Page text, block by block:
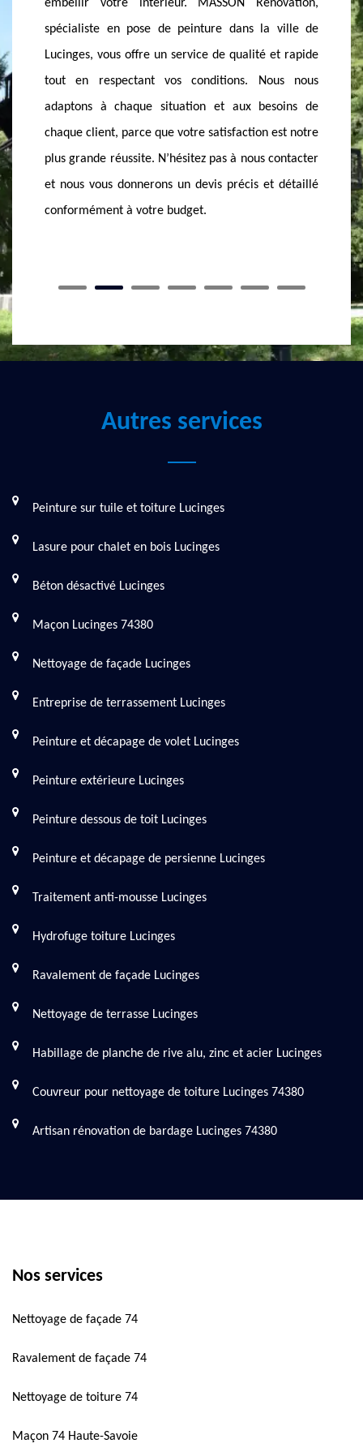
rapide
nous
de
notre
n’attendez pas longtemps pour les réparer. En effet,
la peinture est aussi un moyen de réparation et de
rénovation efficace. Si vous n’avez pas assez de
budget pour revêtir tous vos murs, n’hésitez pas à
les repeindre avec un professionnel. Ce dernier
vous assurera une pose minutieuse, de qualité tout
en faisant ressortir un esthétique considérable. Si
vous êtes intéressez, appelez MASSON Rénovation
car c’est exactement les services qu’il offre.
que
posée
Que
vous
à votre
Autres services
Peinture sur tuile et toiture Lucinges
Lasure pour chalet en bois Lucinges
Béton désactivé Lucinges
Maçon Lucinges 74380
Nettoyage de façade Lucinges
Entreprise de terrassement Lucinges
Peinture et décapage de volet Lucinges
Peinture extérieure Lucinges
Peinture dessous de toit Lucinges
Peinture et décapage de persienne Lucinges
Traitement anti-mousse Lucinges
Hydrofuge toiture Lucinges
Ravalement de façade Lucinges
Nettoyage de terrasse Lucinges
Habillage de planche de rive alu, zinc et acier Lucinges
Couvreur pour nettoyage de toiture Lucinges 74380
Artisan rénovation de bardage Lucinges 74380
Nos services
Nettoyage de façade 74
Ravalement de façade 74
Nettoyage de toiture 74
Maçon 74 Haute-Savoie